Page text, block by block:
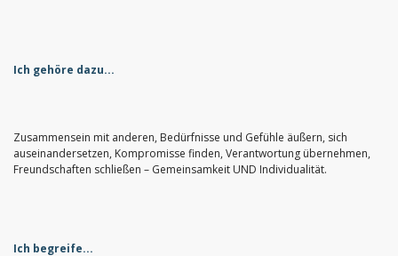
Ich gehöre dazu...
Zusammensein mit anderen, Bedürfnisse und Gefühle äußern, sich
auseinandersetzen, Kompromisse finden, Verantwortung übernehmen,
Freundschaften schließen – Gemeinsamkeit UND Individualität.
Ich begreife...